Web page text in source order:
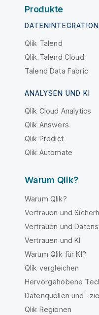
Produkte
Qlik Talend
Qlik Talend Cloud
Talend Data Fabric
ANALYSEN UND KI
Qlik Cloud Analytics
Qlik Answers
Qlik Predict
Qlik Automate
Warum Qlik?
Warum Qlik?
Vertrauen und
Vertrauen und
Vertrauen und KI
Warum Qlik für KI?
Qlik vergleichen
Hervorgehobene
Datenquellen und -
Qlik Regionen